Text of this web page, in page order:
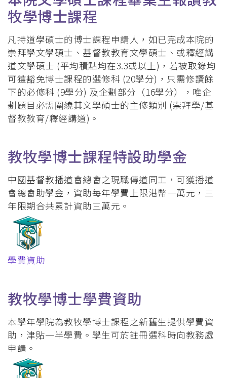
牧學博士課程
凡持道學碩士的博士課程申請人，如已完成本院的
崇拜學文學碩士、基督教教育文學碩士、或釋經講
道文學碩士 (平均積點均在3.3或以上)，若被取錄均
可獲豁免博士課程的選修科 (20學分)，只需修讀餘
下的必修科 (9學分) 及企劃部分（16學分），唯企
劃題目必需圍繞其文學碩士的主修類別 (崇拜學/基
督教教育/釋經講道)。
教牧學博士課程特設助學金
中國基督教播道會總會之現職傳道同工，可獲播道
會總會助學金，資助每年學費上限港幣一萬元，三
年限期合共累計資助三萬元。
學費資助
教牧學博士學費資助
本學年學院為教牧學博士課程之新舊生提供學費資
助，津貼一半學費。學生可於註冊選科時向教務處
申請。